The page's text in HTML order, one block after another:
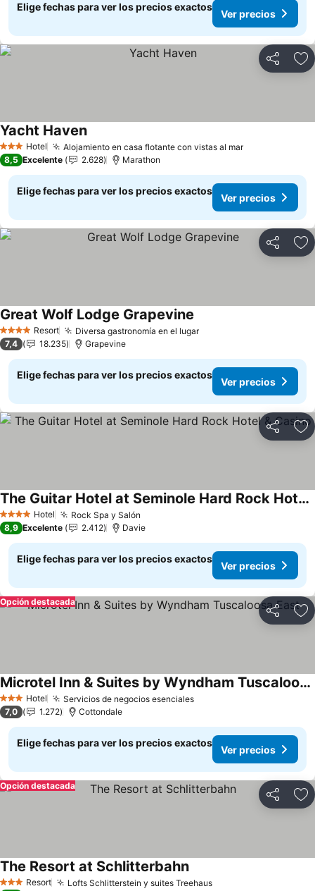
Elige fechas para ver los precios exactos
Ver precios
Compartir
3 Estrellas
Hotel Alojamiento en casa flotante con vistas al mar
Yacht Haven
8,5 Excelente 2.628 Marathon
Elige fechas para ver los precios exactos
Ver precios
Compartir
4 EstrellasResort Diversa gastronomía en el lugar
Great Wolf Lodge Grapevine
7,4 18.235 Grapevine
Elige fechas para ver los precios exactos
Ver precios
Compartir
4 EstrellasHotel Rock Spa y Salón
The Guitar Hotel at Seminole Hard Rock Hotel & Casino
8,9 Excelente 2.412 Davie
Elige fechas para ver los precios exactos
Ver precios
Compartir
Opción destacada
3 Estrellas
Hotel Servicios de negocios esenciales
Microtel Inn & Suites by Wyndham Tuscaloosa East
7,0 1.272 Cottondale
Elige fechas para ver los precios exactos
Ver precios
Compartir
Opción destacada
3 EstrellasResort Lofts Schlitterstein y suites Treehaus
The Resort at Schlitterbahn